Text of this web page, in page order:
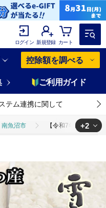
ログイン 新規登録 カート
控除額を調べる
ご利用ガイド
テム連携に関して
南魚沼市 【令和7年産】【定
+2